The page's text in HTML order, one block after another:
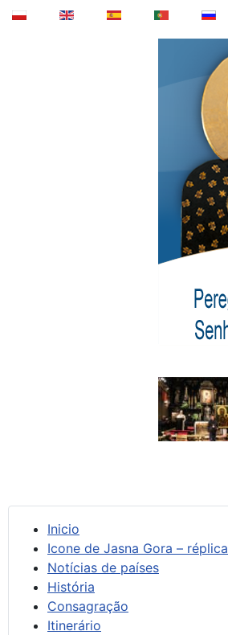
Inicio
Icone de Jasna Gora – réplica
Notícias de países
História
Consagração
Itinerário